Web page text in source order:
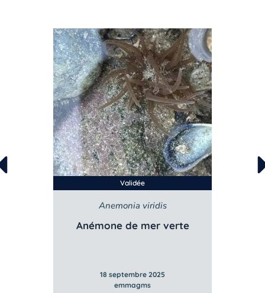
Validée
Anemonia viridis
Anémone de mer verte
18 septembre 2025
emmagms